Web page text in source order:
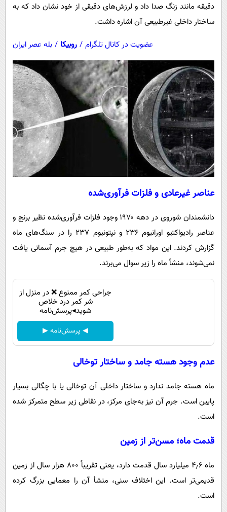
دقیقه مانند زنگ صدا داد و لرزش‌های دقیقی از خود نشان داد که به
ساختار داخلی غیرطبیعی آن اشاره داشت.
عضویت در کانال تلگرام / روبیکا / بله عصر ایران
عناصر غیرعادی و فلزات فرآوری‌شده
دانشمندان شوروی در دهه ۱۹۷۰ وجود فلزات فرآوری‌شده نظیر برنج و
عناصر رادیواکتیو اورانیوم ۲۳۶ و نپتونیوم ۲۳۷ را در سنگ‌های ماه
گزارش کردند. این مواد که به‌طور طبیعی در هیچ جرم آسمانی یافت
نمی‌شوند، منشأ ماه را زیر سوال می‌برند.
جراحی کمر ممنوع ❌ در منزل از
شر کمر درد خلاص
شوید◂پرسش‌نامه
◀ پرسش‌نامه ▶
عدم وجود هسته جامد و ساختار توخالی
ماه هسته جامد ندارد و ساختار داخلی آن توخالی یا با چگالی بسیار
پایین است. جرم آن نیز به‌جای مرکز، در نقاطی زیر سطح متمرکز شده
است.
قدمت ماه؛ مسن‌تر از زمین
ماه ۴٫۶ میلیارد سال قدمت دارد، یعنی تقریباً ۸۰۰ هزار سال از زمین
قدیمی‌تر است. این اختلاف سنی، منشأ آن را معمایی بزرگ کرده
است.